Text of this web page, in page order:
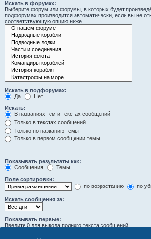
Искать в форумах:
Выберите форум или форумы, в которых будет
подфорумах производится автоматически, если вы не
соответствующую опцию ниже.
Искать в подфорумах:
Да
Нет
Искать:
В названиях тем и текстах сообщений
Только в текстах сообщений
Только по названию темы
Только в первом сообщении темы
Показывать результаты как:
Сообщения
Темы
Поле сортировки:
по возрастанию
по
Искать сообщения за:
Показывать первые:
Введите 0 для вывода полного текста сообщений.